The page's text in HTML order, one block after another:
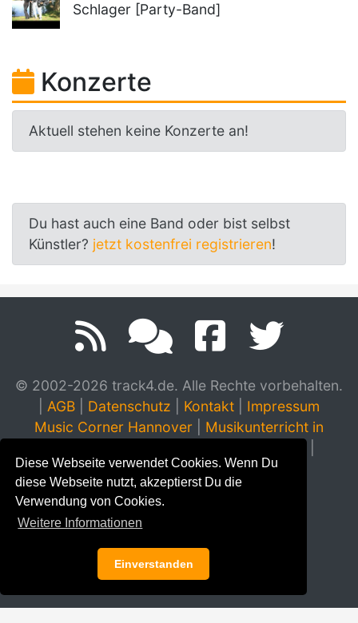
Diese Webseite verwendet Cookies. Wenn Du
diese Webseite nutzt, akzeptierst Du die
Verwendung von Cookies.
Weitere Informationen
Einverstanden
Schlager [Party-Band]
Konzerte
Aktuell stehen keine Konzerte an!
Du hast auch eine Band oder bist selbst
Künstler? jetzt kostenfrei registrieren!
© 2002-2026 track4.de. Alle Rechte vorbehalten.
AGB Datenschutz Kontakt
Impressum
Music Corner Hannover
Musikunterricht in
Klavierhaus Stampe & Schendzielorz